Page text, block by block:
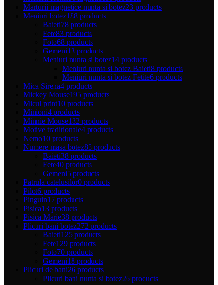
Marturii magnetice nunta si botez23 products
Meniuri botez188 products
Baieti78 products
Fete83 products
Foto68 products
Gemeni13 products
Meniuri nunta si botez14 products
Meniuri nunta si botez Baieti8 products
Meniuri nunta si botez Fetite6 products
Mica Sirena4 products
Mickey Mouse195 products
Micul print10 products
Minioni4 products
Minnie Mouse182 products
Motive traditionale4 products
Nemo10 products
Numere masa botez83 products
Baieti38 products
Fete40 products
Gemeni5 products
Patrula catelusilor0 products
Pilot6 products
Pinguin17 products
Pisica13 products
Pisica Marie38 products
Plicuri bani botez272 products
Baieti125 products
Fete129 products
Foto70 products
Gemeni18 products
Plicuri de bani26 products
Plicuri bani nunta si botez26 products